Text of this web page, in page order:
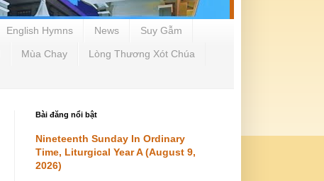
English Hymns News Suy Gẫm
Mùa Chay Lòng Thương Xót Chúa
Bài đăng nổi bật
Nineteenth Sunday In Ordinary
Time, Liturgical Year A (August 9,
2026)